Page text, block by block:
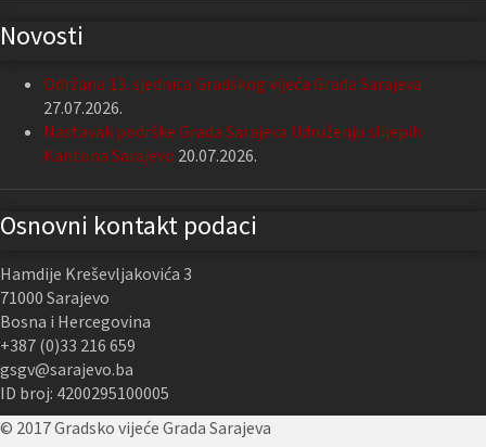
Novosti
Održana 13. sjednica Gradskog vijeća Grada Sarajeva
27.07.2026.
Nastavak podrške Grada Sarajeva Udruženju slijepih
Kantona Sarajevo 20.07.2026.
Osnovni kontakt podaci
Hamdije Kreševljakovića 3
71000 Sarajevo
Bosna i Hercegovina
+387 (0)33 216 659
gsgv@sarajevo.ba
ID broj: 4200295100005
© 2017 Gradsko vijeće Grada Sarajeva